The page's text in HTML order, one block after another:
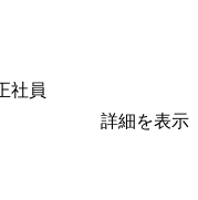
社員
詳細を表示